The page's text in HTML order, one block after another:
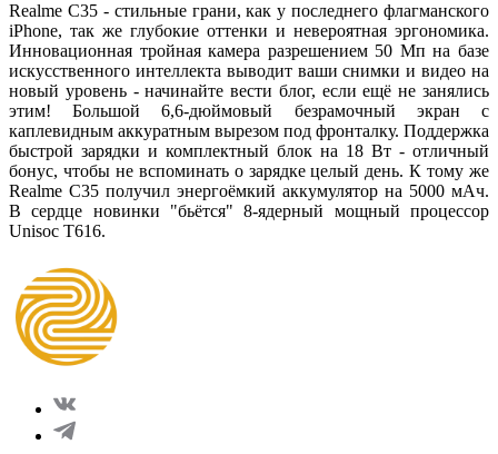
Realme C35 - стильные грани, как у последнего флагманского
iPhone, так же глубокие оттенки и невероятная эргономика.
Инновационная тройная камера разрешением 50 Мп на базе
искусственного интеллекта выводит ваши снимки и видео на
новый уровень - начинайте вести блог, если ещё не занялись
этим! Большой 6,6-дюймовый безрамочный экран с
каплевидным аккуратным вырезом под фронталку. Поддержка
быстрой зарядки и комплектный блок на 18 Вт - отличный
бонус, чтобы не вспоминать о зарядке целый день. К тому же
Realme C35 получил энергоёмкий аккумулятор на 5000 мАч.
В сердце новинки "бьётся" 8-ядерный мощный процессор
Unisoc T616.